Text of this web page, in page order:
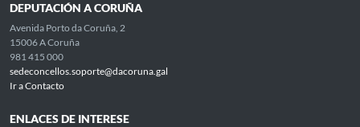
DEPUTACIÓN A CORUÑA
Avenida Porto da Coruña, 2
15006 A Coruña
981 415 000
sedeconcellos.soporte@dacoruna.gal
Ir a Contacto
ENLACES DE INTERESE